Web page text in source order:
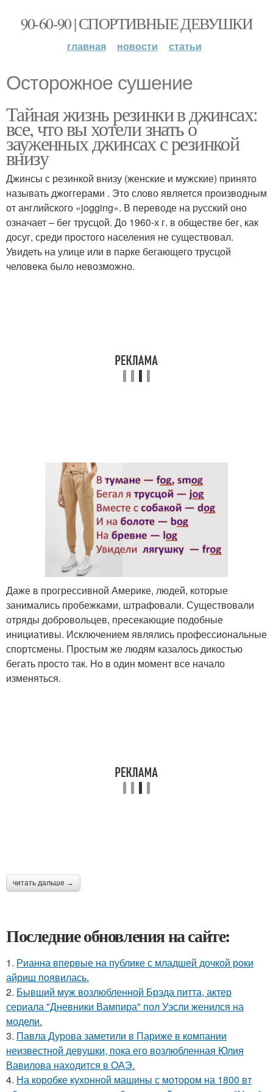
90-60-90 | СПОРТИВНЫЕ ДЕВУШКИ
главная новости статьи
Осторожное сушение
Тайная жизнь резинки в джинсах:
все, что вы хотели знать о
зауженных джинсах с резинкой
внизу
Джинсы с резинкой внизу (женские и мужские) принято
называть джоггерами . Это слово является производным
от английского «jogging». В переводе на русский оно
означает – бег трусцой. До 1960-х г. в обществе бег, как
досуг, среди простого населения не существовал.
Увидеть на улице или в парке бегающего трусцой
человека было невозможно.
Даже в прогрессивной Америке, людей, которые
занимались пробежками, штрафовали. Существовали
отряды добровольцев, пресекающие подобные
инициативы. Исключением являлись профессиональные
спортсмены. Простым же людям казалось дикостью
бегать просто так. Но в один момент все начало
изменяться.
читать дальше →
Последние обновления на сайте:
1. Рианна впервые на публике с младшей дочкой роки
айриш появилась.
2. Бывший муж возлюбленной Брэда питта, актер
сериала "Дневники Вампира" пол Уэсли женился на
модели.
3. Павла Дурова заметили в Париже в компании
неизвестной девушки, пока его возлюбленная Юлия
Вавилова находится в ОАЭ.
4. На коробке кухонной машины с мотором на 1800 вт